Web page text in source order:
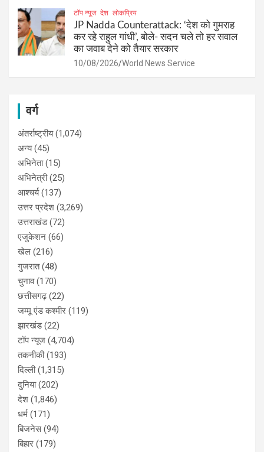
टॉप न्यूज देश लोकप्रिय
JP Nadda Counterattack: ‘देश को गुमराह
कर रहे राहुल गांधी’, बोले- सदन चले तो हर सवाल
का जवाब देने को तैयार सरकार
10/08/2026 World News Service
वर्ग
अंतर्राष्ट्रीय(1,074)
अन्य(45)
अभिनेता(15)
अभिनेत्री(25)
आश्चर्य(137)
उत्तर प्रदेश (3,269)
उत्तराखंड(72)
एजुकेशन (66)
खेल (216)
गुजरात(48)
चुनाव(170)
छत्तीसगढ़(22)
जम्मू एंड कश्मीर (119)
झारखंड(22)
टॉप न्यूज (4,704)
तकनीकी(193)
दिल्ली(1,315)
दुनिया(202)
देश (1,846)
धर्म (171)
बिजनेस(94)
बिहार (179)